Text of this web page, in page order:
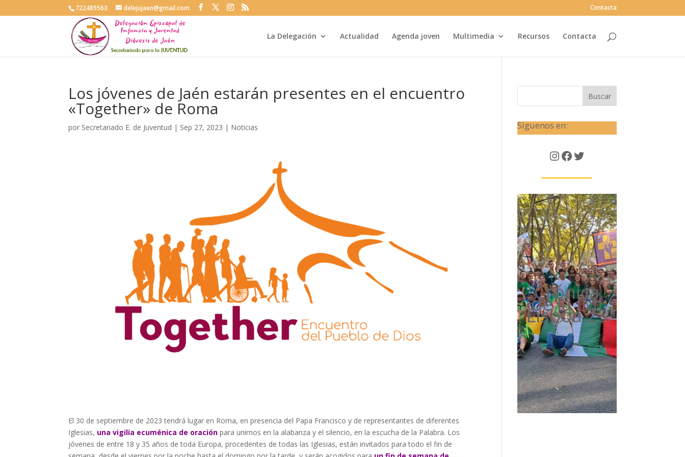
722489563 delejujaen@gmail.com Contacta
La Delegación Actualidad Agenda joven Multimedia Recursos Contacta
Los jóvenes de Jaén estarán presentes en el encuentro
«Together» de Roma
por Secretariado E. de Juventud | Sep 27, 2023 | Noticias
El 30 de septiembre de 2023 tendrá lugar en Roma, en presencia del Papa Francisco y de representantes de diferentes
Iglesias, una vigilia ecuménica de oración para unirnos en la alabanza y el silencio, en la escucha de la Palabra. Los
jóvenes de entre 18 y 35 años de toda Europa, procedentes de todas las Iglesias, están invitados para todo el fin de
Buscar
Síguenos en:
Instagram
Facebook
Twitter
Crónica
de la JMJ
Lisboa'23